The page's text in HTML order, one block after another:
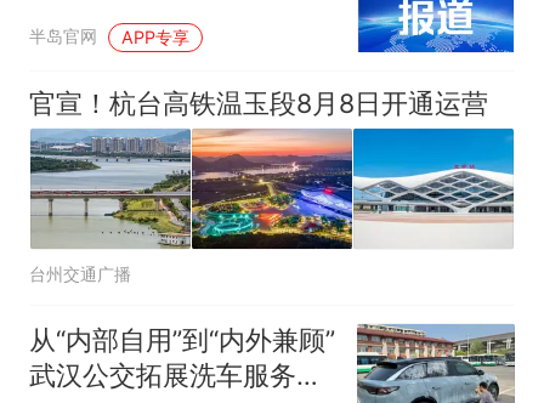
半岛官网 APP专享
官宣！杭台高铁温玉段8月8日开通运营
台州交通广播
从“内部自用”到“内外兼顾”
武汉公交拓展洗车服务惠